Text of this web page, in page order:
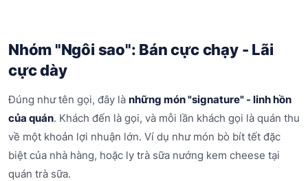
Nhóm "Ngôi sao": Bán cực chạy - Lãi
cực dày
Đúng như tên gọi, đây là những món "signature" - linh hồn
của quán. Khách đến là gọi, và mỗi lần khách gọi là quán thu
về một khoản lợi nhuận lớn. Ví dụ như món bò bít tết đặc
biệt của nhà hàng, hoặc ly trà sữa nướng kem cheese tại
quán trà sữa.